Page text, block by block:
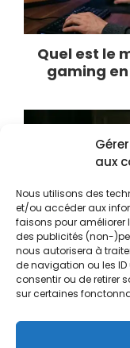
aux
Nous utilisons des
et/ou accéder aux
faisons pour améliorer
des publicités (non-
nous autorisera à
de navigation ou les ID
consentir ou de retirer
sur certaines
Quel est le
gaming
Pourquoi les
changent-ils